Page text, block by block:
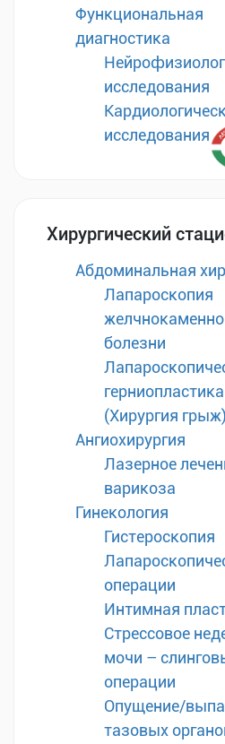
Функциональная
диагностика
исследования
исследования
Хирургический
Абдоминальная
Лапароскопия
болезни
герниопластика
(Хирургия грыж)
Ангиохирургия
Лазерное
варикоза
Гинекология
Гистероскопия
операции
Интимная
Стрессовое
мочи –
операции
Опущение/
тазовых